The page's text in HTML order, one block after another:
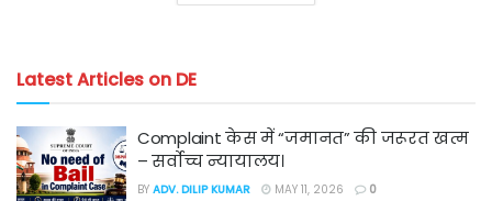
Latest Articles on DE
Complaint केस में “जमानत” की जरूरत खत्म
– सर्वोच्च न्यायालय।
BY ADV. DILIP KUMAR MAY 11, 2026 0